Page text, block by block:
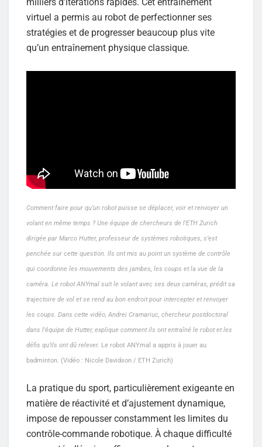
virtuel a permis au robot de perfectionner ses
stratégies et de progresser beaucoup plus vite
qu’un entraînement physique classique.
Comment faire pour qu’un robot puisse se déplacer, voir et renvoyer un
volant en même temps ? Une équipe de chercheurs de l’ETH Zurich
dirigée par Marco Hutter, professeur de systèmes robotiques, s’est
penchée sur cette question. Ils ont mis au point un système de contrôle
qui coordonne les mouvements des jambes, les coups et la vue de la
caméra. Le robot ANYmal suit le volant avec ses deux caméras, prédit sa
trajectoire de vol et se rend au bon endroit pour intercepter et renvoyer
les coups. Dans cette vidéo, Andrei Cramariuc, chercheur postdoctoral
dans l’équipe de Hutter, explique comment ils ont entraîné le robot et les
défis qu’ils ont dû relever. Le robot ANYmal a appris à jouer au
badminton. (Vidéo : Nicole Davidson / ETH Zurich)
La pratique du sport, particulièrement exigeante en
matière de réactivité et d’ajustement dynamique,
impose de repousser constamment les limites du
contrôle-commande robotique. À chaque difficulté